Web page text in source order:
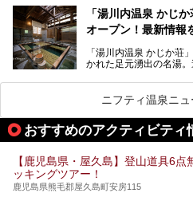
営業なので、就寝前の
抜群！ 多くの常連客や
かし建物の老朽化に伴
は約2年後を予定してい
「湯川内温泉 かじ
オープン！最新情報
「湯川内温泉 かじか荘
かれた足元湧出の名湯
いえる存在です。2023
後経営が変わり、復旧
り入浴施設としてプレ
乗り込みましたが、今
地訪問。リニューアル
の相違点や注意事項な
ニフティ温泉ニ
おすすめのアクティビティ
【鹿児島県・屋久島】登山道具6
ッキングツアー！
鹿児島県熊毛郡屋久島町安房115